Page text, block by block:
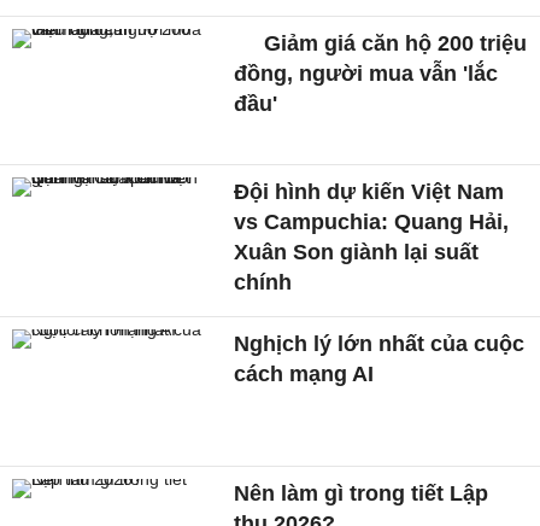
Giảm giá căn hộ 200 triệu
đồng, người mua vẫn 'lắc
đầu'
Đội hình dự kiến Việt Nam
vs Campuchia: Quang Hải,
Xuân Son giành lại suất
chính
Nghịch lý lớn nhất của cuộc
cách mạng AI
Nên làm gì trong tiết Lập